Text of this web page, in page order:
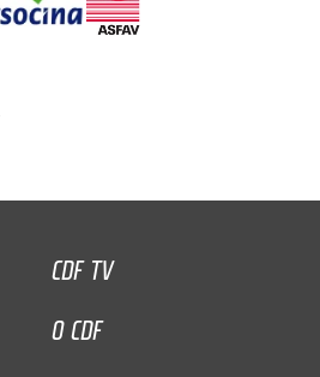
CDF TV
O CDF